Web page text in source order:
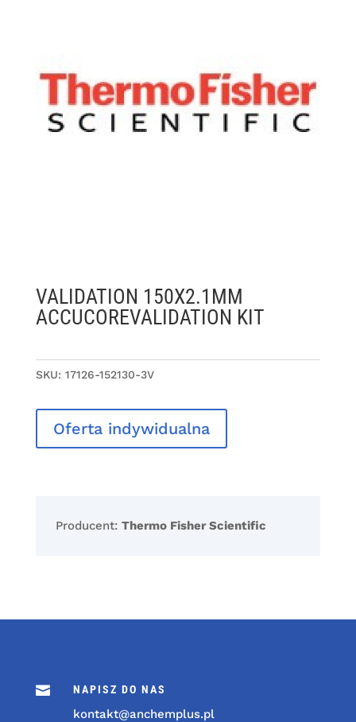
VALIDATION 150X2.1MM
ACCUCOREVALIDATION KIT
SKU: 17126-152130-3V
Oferta indywidualna
Producent: Thermo Fisher Scientific
 NAPISZ DO NAS
kontakt@anchemplus.pl